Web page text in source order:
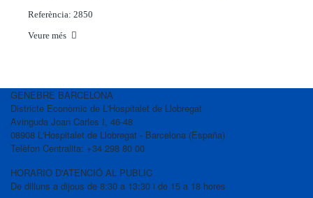
Referència: 2850
Veure més
GENEBRE BARCELONA
Districte Econòmic de L'Hospitalet de Llobregat
Avinguda Joan Carles I, 46-48
08908 L'Hospitalet de Llobregat - Barcelona (España)
Telèfon Centralita: +34 298 80 00
HORARIO D'ATENCIÓ AL PUBLIC
De dilluns a dijous de 8:30 a 13:30 i de 15 a 18 hores